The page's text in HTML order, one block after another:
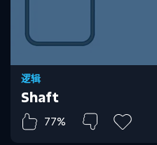
逻辑
Shaft
77%